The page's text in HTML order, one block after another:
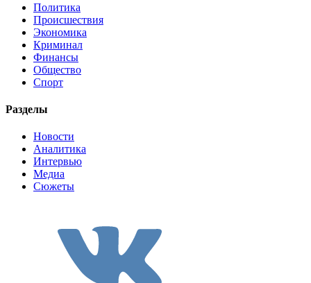
Политика
Происшествия
Экономика
Криминал
Финансы
Общество
Спорт
Разделы
Новости
Аналитика
Интервью
Медиа
Сюжеты